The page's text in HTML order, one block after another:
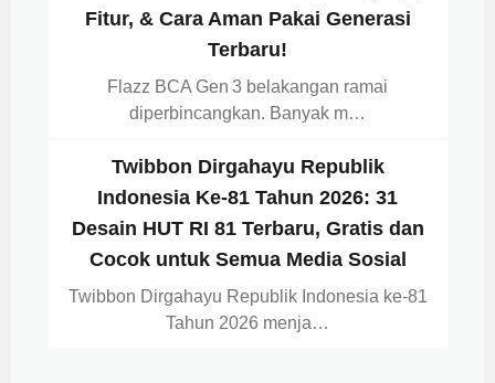
Fitur, & Cara Aman Pakai Generasi
Terbaru!
Flazz BCA Gen 3 belakangan ramai
diperbincangkan. Banyak m…
Twibbon Dirgahayu Republik
Indonesia Ke-81 Tahun 2026: 31
Desain HUT RI 81 Terbaru, Gratis dan
Cocok untuk Semua Media Sosial
Twibbon Dirgahayu Republik Indonesia ke-81
Tahun 2026 menja…